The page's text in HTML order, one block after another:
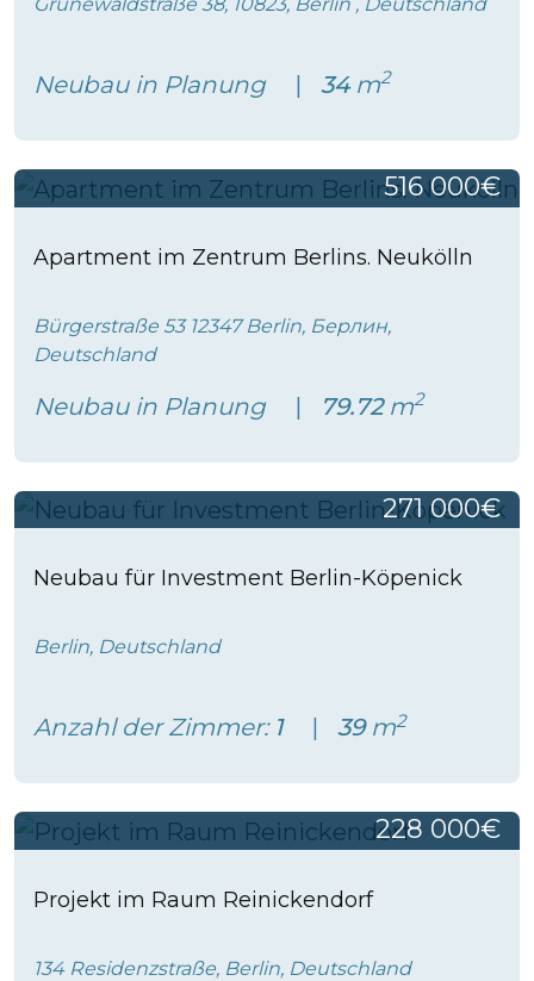
Neubau in Planung 34m2
516 000€
Apartment im Zentrum Berlins. Neukölln
Bürgerstraße 53 12347 Berlin, Берлин,
Deutschland
Neubau in Planung 79.72m2
271 000€
Neubau für Investment Berlin-Köpenick
Berlin, Deutschland
Anzahl der Zimmer: 1 39m2
228 000€
Projekt im Raum Reinickendorf
134 Residenzstraße, Berlin, Deutschland